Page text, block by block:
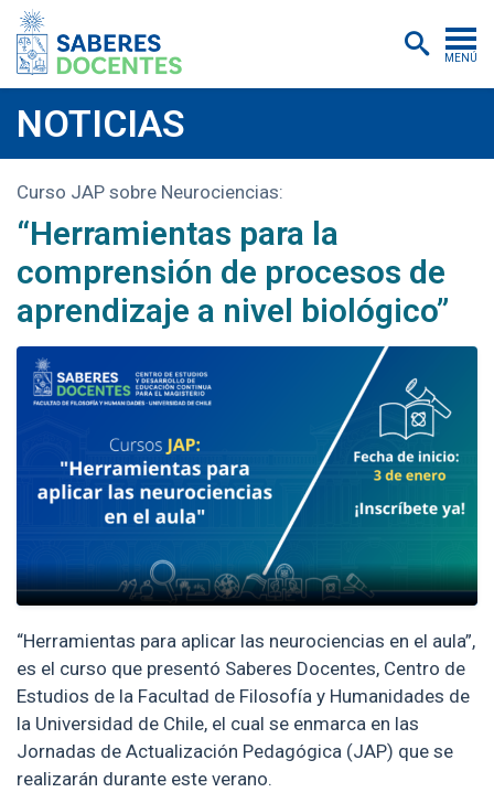
MENÚ
Postítulos y diplomados
Asistencias educativas
Investigación
Publicaciones
Quiénes somos
Inscripciones
Aulas virtuales
NOTICIAS
Curso JAP sobre Neurociencias:
“Herramientas para la
comprensión de procesos de
aprendizaje a nivel biológico”
“Herramientas para aplicar las neurociencias en el aula”,
es el curso que presentó Saberes Docentes, Centro de
Estudios de la Facultad de Filosofía y Humanidades de
la Universidad de Chile, el cual se enmarca en las
Jornadas de Actualización Pedagógica (JAP) que se
realizarán durante este verano.